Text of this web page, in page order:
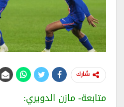
شارك
متابعة- مازن الدويري: